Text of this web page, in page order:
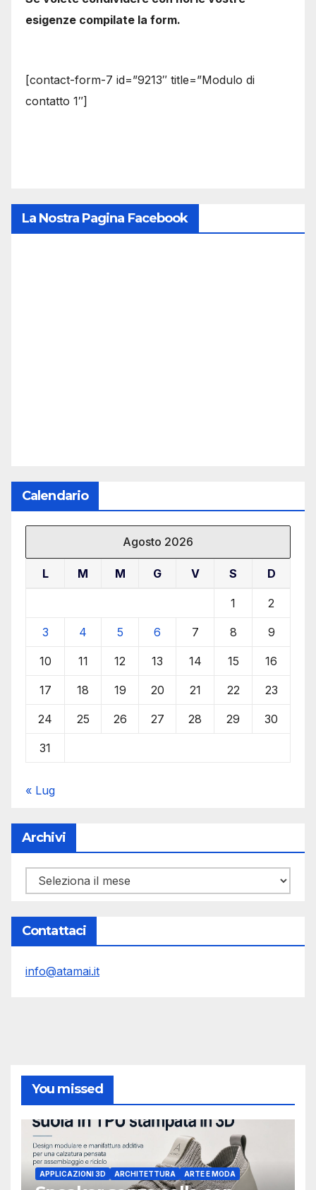
esigenze compilate la form.
[contact-form-7 id=”9213″ title=”Modulo di
contatto 1″]
La Nostra Pagina Facebook
Calendario
Agosto 2026
L M M G V S D
1 2
3 4 5 6 7 8 9
10 11 12 13 14 15 16
17 18 19 20 21 22 23
24 25 26 27 28 29 30
31
« Lug
Archivi
Archivi
Contattaci
info@atamai.it
You missed
APPLICAZIONI 3D ARCHITETTURA ARTE E MODA